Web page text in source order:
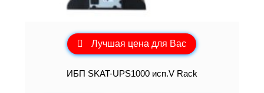
Лучшая цена для Вас
ИБП SKAT-UPS1000 исп.V Rack